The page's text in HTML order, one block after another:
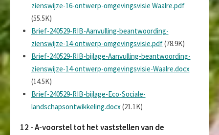
zienswijze-16-ontwerp-omgevingsvisie Waalre.pdf
(55.5K)
Brief-240529-RIB-Aanvulling-beantwoording-
zienswijze-14-ontwerp-omgevingsvisie.pdf(78.9K)
Brief-240529-RIB-bijlage-Aanvulling-beantwoording-
zienswijze-14-ontwerp-omgevingsvisie-Waalre.docx
(14.5K)
Brief-240529-RIB-bijlage-Eco-Sociale-
landschapsontwikkeling.docx (21.1K)
12 - A-voorstel tot het vaststellen van de